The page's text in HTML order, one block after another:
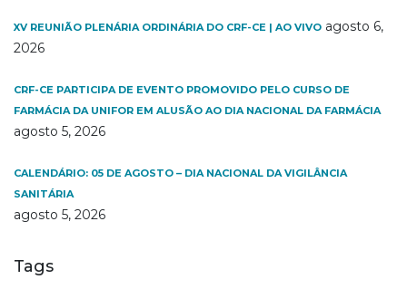
XV REUNIÃO PLENÁRIA ORDINÁRIA DO CRF-CE | AO VIVO agosto 6,
2026
CRF-CE PARTICIPA DE EVENTO PROMOVIDO PELO CURSO DE
FARMÁCIA DA UNIFOR EM ALUSÃO AO DIA NACIONAL DA FARMÁCIA
agosto 5, 2026
CALENDÁRIO: 05 DE AGOSTO – DIA NACIONAL DA VIGILÂNCIA
SANITÁRIA
agosto 5, 2026
Tags